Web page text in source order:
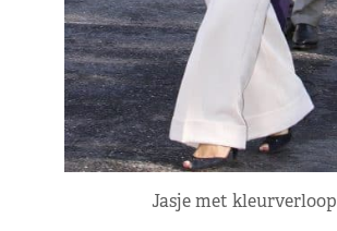
Jasje met kleurverloop